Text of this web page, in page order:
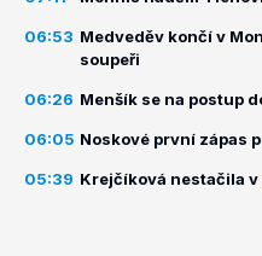
06:53 Medveděv končí v
soupeři
06:26 Menšík se na postup
06:05 Noskové první zápas
05:39 Krejčíková nestačila